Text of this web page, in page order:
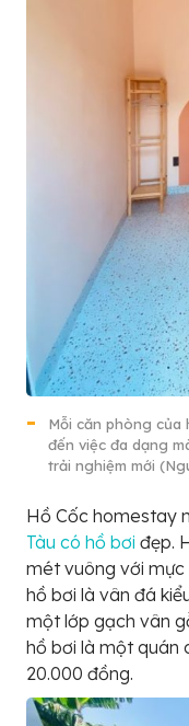
Mỗi căn phòng của
đến việc đa dạng
trải nghiệm mới
Hồ Cốc homestay
Tàu có hồ bơi đẹp.
mét vuông với mực
hồ bơi là vân đá
một lớp gạch vân
hồ bơi là một quán
20.000 đồng.